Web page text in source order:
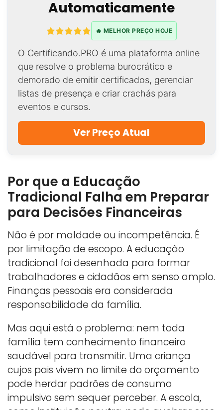
Automaticamente
🔥 MELHOR PREÇO HOJE
O Certificando.PRO é uma plataforma online
que resolve o problema burocrático e
demorado de emitir certificados, gerenciar
listas de presença e criar crachás para
eventos e cursos.
Ver Preço Atual
Por que a Educação
Tradicional Falha em Preparar
para Decisões Financeiras
Não é por maldade ou incompetência. É
por limitação de escopo. A educação
tradicional foi desenhada para formar
trabalhadores e cidadãos em senso amplo.
Finanças pessoais era considerada
responsabilidade da família.
Mas aqui está o problema: nem toda
família tem conhecimento financeiro
saudável para transmitir. Uma criança
cujos pais vivem no limite do orçamento
pode herdar padrões de consumo
impulsivo sem sequer perceber. A escola,